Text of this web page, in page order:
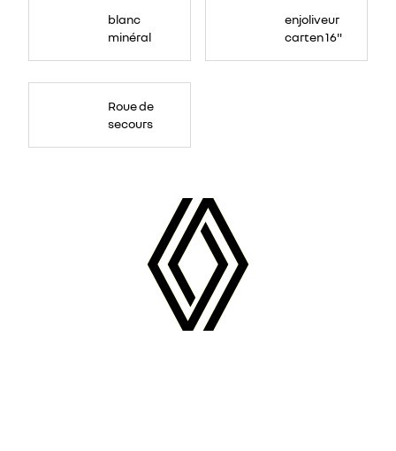
blanc
minéral
enjoliveur
carten 16"
Roue de
secours